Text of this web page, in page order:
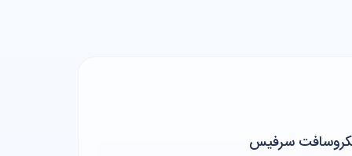
سرفیس